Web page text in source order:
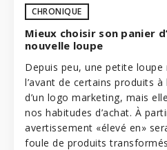
CHRONIQUE
Mieux choisir son panier
nouvelle loupe
Depuis peu, une petite loupe
l’avant de certains produits à
d’un logo marketing, mais
nos habitudes d’achat. À
avertissement «élevé en»
foule de produits